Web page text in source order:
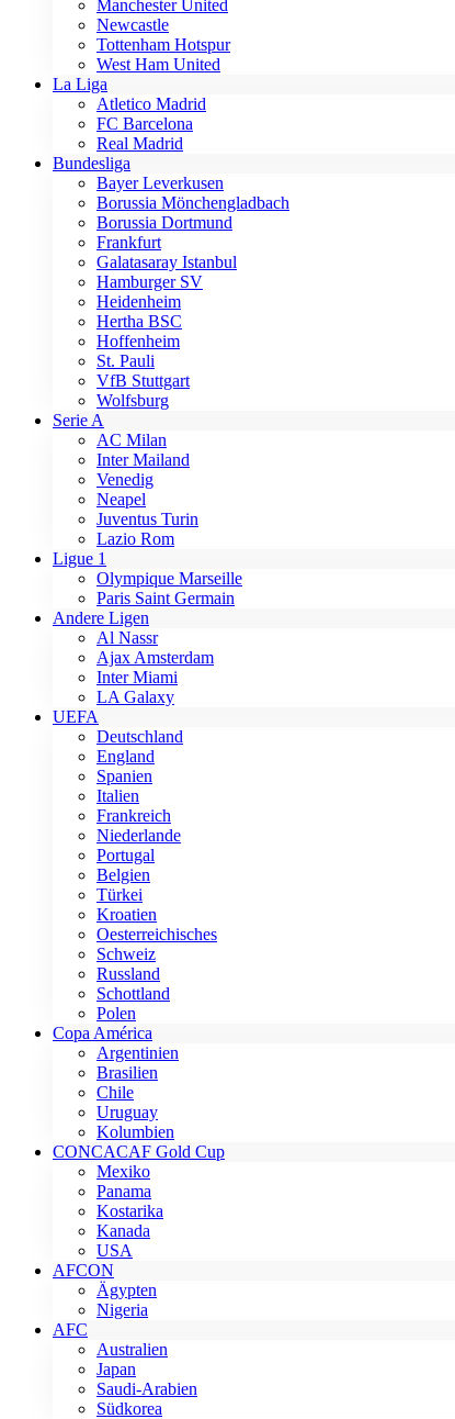
Manchester United
Newcastle
Tottenham Hotspur
West Ham United
La Liga
Atletico Madrid
FC Barcelona
Real Madrid
Bundesliga
Bayer Leverkusen
Borussia Mönchengladbach
Borussia Dortmund
Frankfurt
Galatasaray Istanbul
Hamburger SV
Heidenheim
Hertha BSC
Hoffenheim
St. Pauli
VfB Stuttgart
Wolfsburg
Serie A
AC Milan
Inter Mailand
Venedig
Neapel
Juventus Turin
Lazio Rom
Ligue 1
Olympique Marseille
Paris Saint Germain
Andere Ligen
Al Nassr
Ajax Amsterdam
Inter Miami
LA Galaxy
UEFA
Deutschland
England
Spanien
Italien
Frankreich
Niederlande
Portugal
Belgien
Türkei
Kroatien
Oesterreichisches
Schweiz
Russland
Schottland
Polen
Copa América
Argentinien
Brasilien
Chile
Uruguay
Kolumbien
CONCACAF Gold Cup
Mexiko
Panama
Kostarika
Kanada
USA
AFCON
Ägypten
Nigeria
AFC
Australien
Japan
Saudi-Arabien
Südkorea